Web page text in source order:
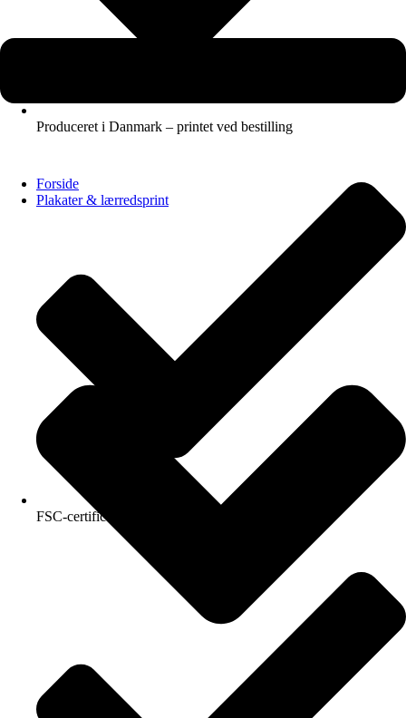
Forside
Plakater & lærredsprint
Produceret i Danmark – printet ved bestilling
FSC-certificeret kvalitetspapir